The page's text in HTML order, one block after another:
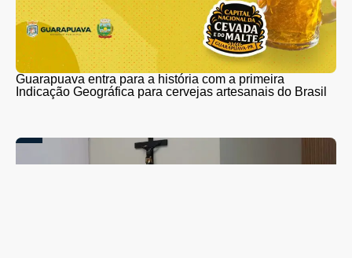
Guarapuava entra para a história com a primeira
Indicação Geográfica para cervejas artesanais do Brasil